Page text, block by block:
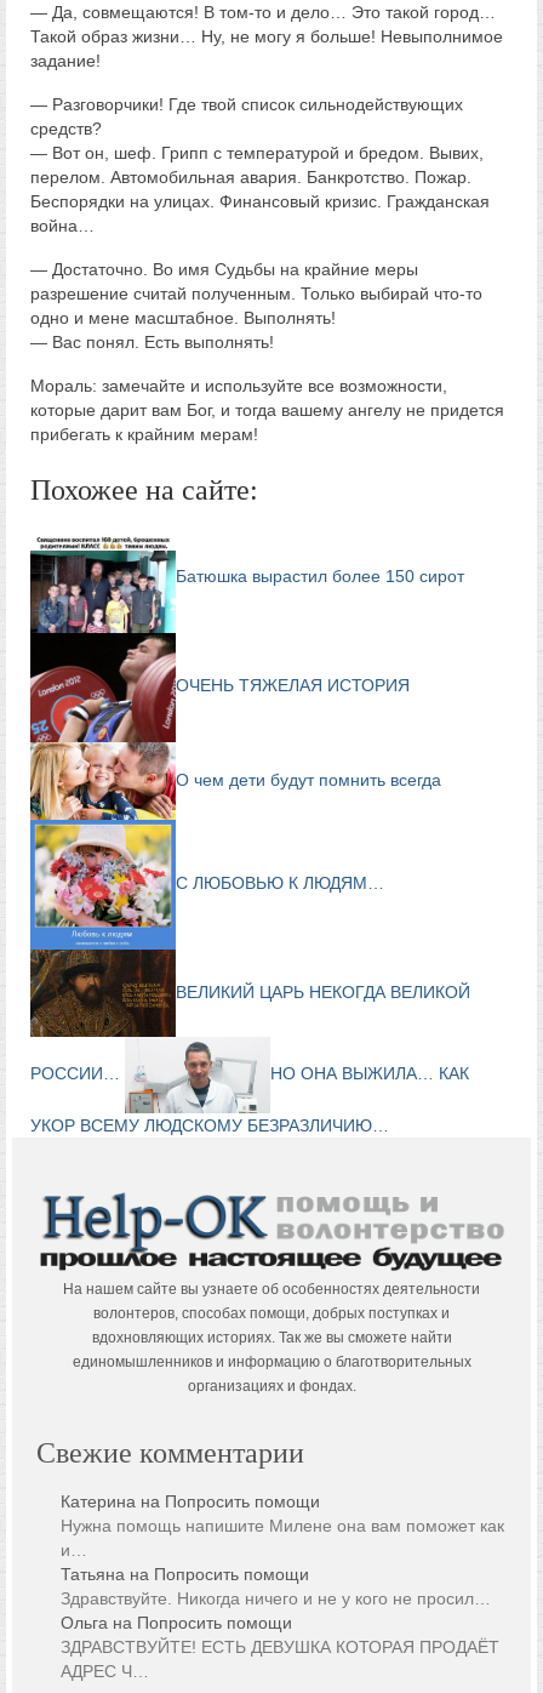
— Да, совмещаются! В том-то и дело… Это такой город…
Такой образ жизни… Ну, не могу я больше! Невыполнимое
задание!
— Разговорчики! Где твой список сильнодействующих
средств?
— Вот он, шеф. Грипп с температурой и бредом. Вывих,
перелом. Автомобильная авария. Банкротство. Пожар.
Беспорядки на улицах. Финансовый кризис. Гражданская
война…
— Достаточно. Во имя Судьбы на крайние меры
разрешение считай полученным. Только выбирай что-то
одно и мене масштабное. Выполнять!
— Вас понял. Есть выполнять!
Мораль: замечайте и используйте все возможности,
которые дарит вам Бог, и тогда вашему ангелу не придется
прибегать к крайним мерам!
Похожее на сайте:
Батюшка вырастил более 150 сирот
ОЧЕНЬ ТЯЖЕЛАЯ ИСТОРИЯ
О чем дети будут помнить всегда
С ЛЮБОВЬЮ К ЛЮДЯМ…
ВЕЛИКИЙ ЦАРЬ НЕКОГДА ВЕЛИКОЙ
РОССИИ… НО ОНА ВЫЖИЛА… КАК
УКОР ВСЕМУ ЛЮДСКОМУ БЕЗРАЗЛИЧИЮ…
На нашем сайте вы узнаете об особенностях деятельности
волонтеров, способах помощи, добрых поступках и
вдохновляющих историях. Так же вы сможете найти
единомышленников и информацию о благотворительных
организациях и фондах.
Свежие комментарии
Катерина на Попросить помощи
Нужна помощь напишите Милене она вам поможет как
и…
Татьяна на Попросить помощи
Здравствуйте. Никогда ничего и не у кого не просил…
Ольга на Попросить помощи
ЗДРАВСТВУЙТЕ! ЕСТЬ ДЕВУШКА КОТОРАЯ ПРОДАЁТ
АДРЕС Ч…